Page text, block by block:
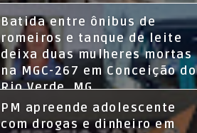
Batida entre ônibus de
romeiros e tanque de leite
deixa duas mulheres mortas
na MGC-267 em Conceição do
Rio Verde, MG
PM apreende adolescente
com drogas e dinheiro em